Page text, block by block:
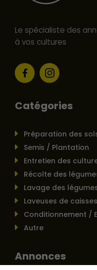
Le spécialiste des
à vos cultures
Catégories
Préparation des
Semis / Plantation
Entretien des
Récolte des
Lavage des
Laveuses de caisses
Conditionnement /
Autre
Annonces